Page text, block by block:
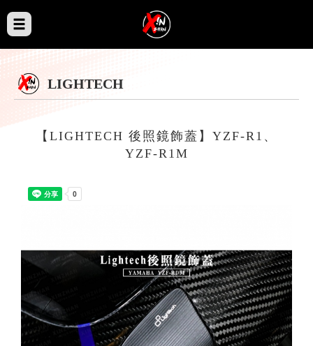
LIGHTECH
【LIGHTECH 後照鏡飾蓋】YZF-R1、
YZF-R1M